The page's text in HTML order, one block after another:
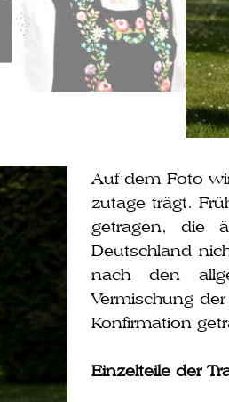
Auf dem Foto
zu­ta­ge trägt.
getra­gen, die
Deutschland
nach den
Vermischung
Konfirmation
Einzelteile der